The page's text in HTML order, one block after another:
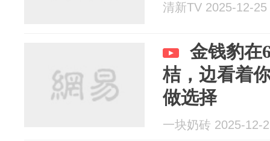
清新TV 2025-12-25
金钱豹在
桔，边看着
做选择
一块奶砖 2025-12-